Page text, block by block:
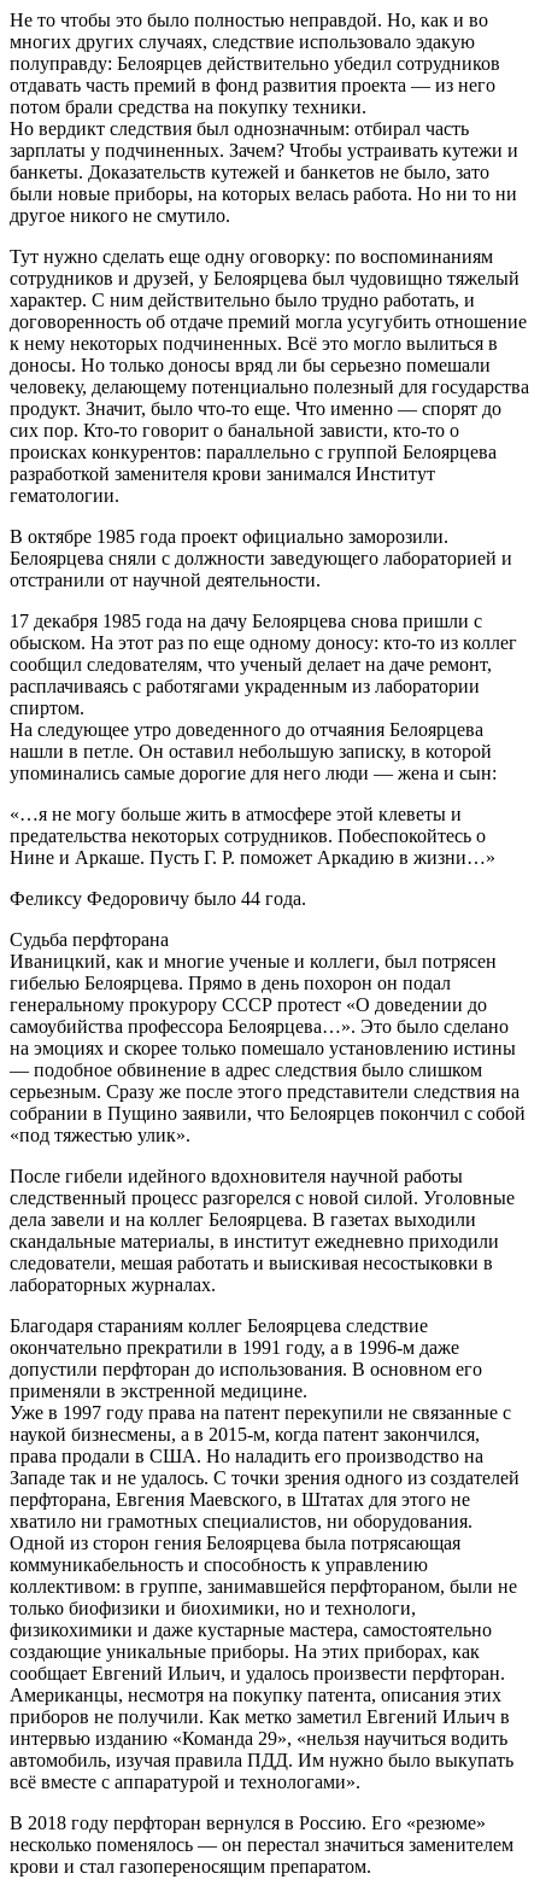
Не то чтобы это было полностью неправдой. Но, как и во
многих других случаях, следствие использовало эдакую
полуправду: Белоярцев действительно убедил сотрудников
отдавать часть премий в фонд развития проекта — из него
потом брали средства на покупку техники.
Но вердикт следствия был однозначным: отбирал часть
зарплаты у подчиненных. Зачем? Чтобы устраивать кутежи и
банкеты. Доказательств кутежей и банкетов не было, зато
были новые приборы, на которых велась работа. Но ни то ни
другое никого не смутило.
Тут нужно сделать еще одну оговорку: по воспоминаниям
сотрудников и друзей, у Белоярцева был чудовищно тяжелый
характер. С ним действительно было трудно работать, и
договоренность об отдаче премий могла усугубить отношение
к нему некоторых подчиненных. Всё это могло вылиться в
доносы. Но только доносы вряд ли бы серьезно помешали
человеку, делающему потенциально полезный для государства
продукт. Значит, было что-то еще. Что именно — спорят до
сих пор. Кто-то говорит о банальной зависти, кто-то о
происках конкурентов: параллельно с группой Белоярцева
разработкой заменителя крови занимался Институт
гематологии.
В октябре 1985 года проект официально заморозили.
Белоярцева сняли с должности заведующего лабораторией и
отстранили от научной деятельности.
17 декабря 1985 года на дачу Белоярцева снова пришли с
обыском. На этот раз по еще одному доносу: кто-то из коллег
сообщил следователям, что ученый делает на даче ремонт,
расплачиваясь с работягами украденным из лаборатории
спиртом.
На следующее утро доведенного до отчаяния Белоярцева
нашли в петле. Он оставил небольшую записку, в которой
упоминались самые дорогие для него люди — жена и сын:
«…я не могу больше жить в атмосфере этой клеветы и
предательства некоторых сотрудников. Побеспокойтесь о
Нине и Аркаше. Пусть Г. Р. поможет Аркадию в жизни…»
Феликсу Федоровичу было 44 года.
Судьба перфторана
Иваницкий, как и многие ученые и коллеги, был потрясен
гибелью Белоярцева. Прямо в день похорон он подал
генеральному прокурору СССР протест «О доведении до
самоубийства профессора Белоярцева…». Это было сделано
на эмоциях и скорее только помешало установлению истины
— подобное обвинение в адрес следствия было слишком
серьезным. Сразу же после этого представители следствия на
собрании в Пущино заявили, что Белоярцев покончил с собой
«под тяжестью улик».
После гибели идейного вдохновителя научной работы
следственный процесс разгорелся с новой силой. Уголовные
дела завели и на коллег Белоярцева. В газетах выходили
скандальные материалы, в институт ежедневно приходили
следователи, мешая работать и выискивая несостыковки в
лабораторных журналах.
Благодаря стараниям коллег Белоярцева следствие
окончательно прекратили в 1991 году, а в 1996-м даже
допустили перфторан до использования. В основном его
применяли в экстренной медицине.
Уже в 1997 году права на патент перекупили не связанные с
наукой бизнесмены, а в 2015-м, когда патент закончился,
права продали в США. Но наладить его производство на
Западе так и не удалось. С точки зрения одного из создателей
перфторана, Евгения Маевского, в Штатах для этого не
хватило ни грамотных специалистов, ни оборудования.
Одной из сторон гения Белоярцева была потрясающая
коммуникабельность и способность к управлению
коллективом: в группе, занимавшейся перфтораном, были не
только биофизики и биохимики, но и технологи,
физикохимики и даже кустарные мастера, самостоятельно
создающие уникальные приборы. На этих приборах, как
сообщает Евгений Ильич, и удалось произвести перфторан.
Американцы, несмотря на покупку патента, описания этих
приборов не получили. Как метко заметил Евгений Ильич в
интервью изданию «Команда 29», «нельзя научиться водить
автомобиль, изучая правила ПДД. Им нужно было выкупать
всё вместе с аппаратурой и технологами».
В 2018 году перфторан вернулся в Россию. Его «резюме»
несколько поменялось — он перестал значиться заменителем
крови и стал газопереносящим препаратом.